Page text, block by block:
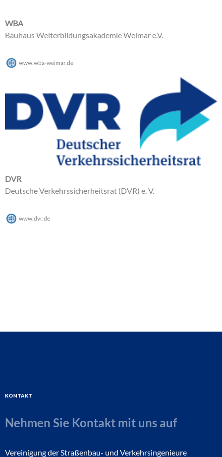
WBA
Bauhaus Weiterbildungsakademie Weimar e.V.
www.wba-weimar.de
DVR
Deutsche Verkehrssicherheitsrat (DVR) e. V.
www.dvr.de
Kontakt
Nehmen Sie Kontakt mit uns auf
Vereinigung der Straßenbau- und Verkehrsingenieure